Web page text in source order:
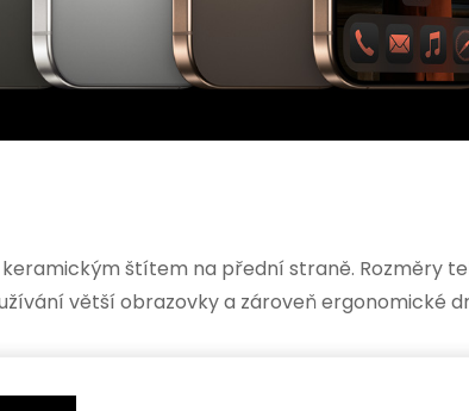
štítem na přední straně. Rozměry
větší obrazovky a zároveň ergonomické